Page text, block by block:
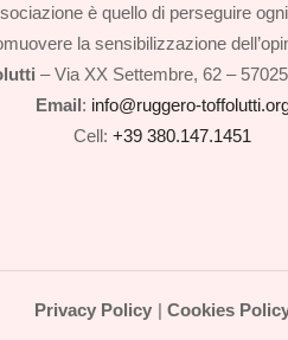
è quello di perseguire
la sensibilizzazione
– Via XX Settembre, 62 –
Email: info@ruggero-
Cell: +39 380.147.1451
Privacy Policy | Cookies